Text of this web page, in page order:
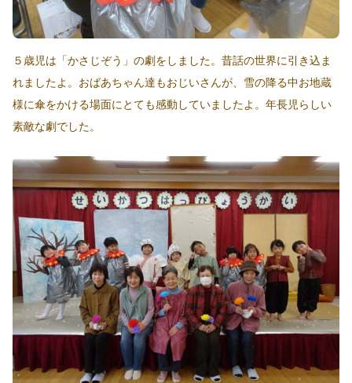
５歳児は「かさじぞう」の劇をしました。昔話の世界に引き込ま
れましたよ。おばあちゃん達もおじいさんが、雪の降る中お地蔵
様に傘をかける場面にとても感動していましたよ。年長児らしい
素敵な劇でした。